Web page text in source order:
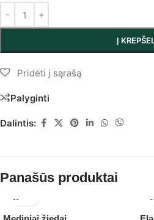
Į
Palyginti
Dalintis:
Panašūs produktai